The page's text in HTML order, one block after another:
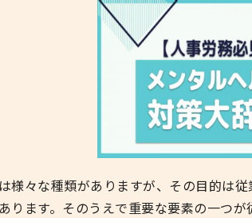
様々な種類がありますが、その目的は
ります。そのうえで重要な要素の一つ